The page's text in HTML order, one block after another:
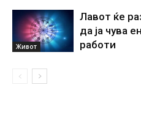
Живот
Лавот ќе
да ја чува
работи